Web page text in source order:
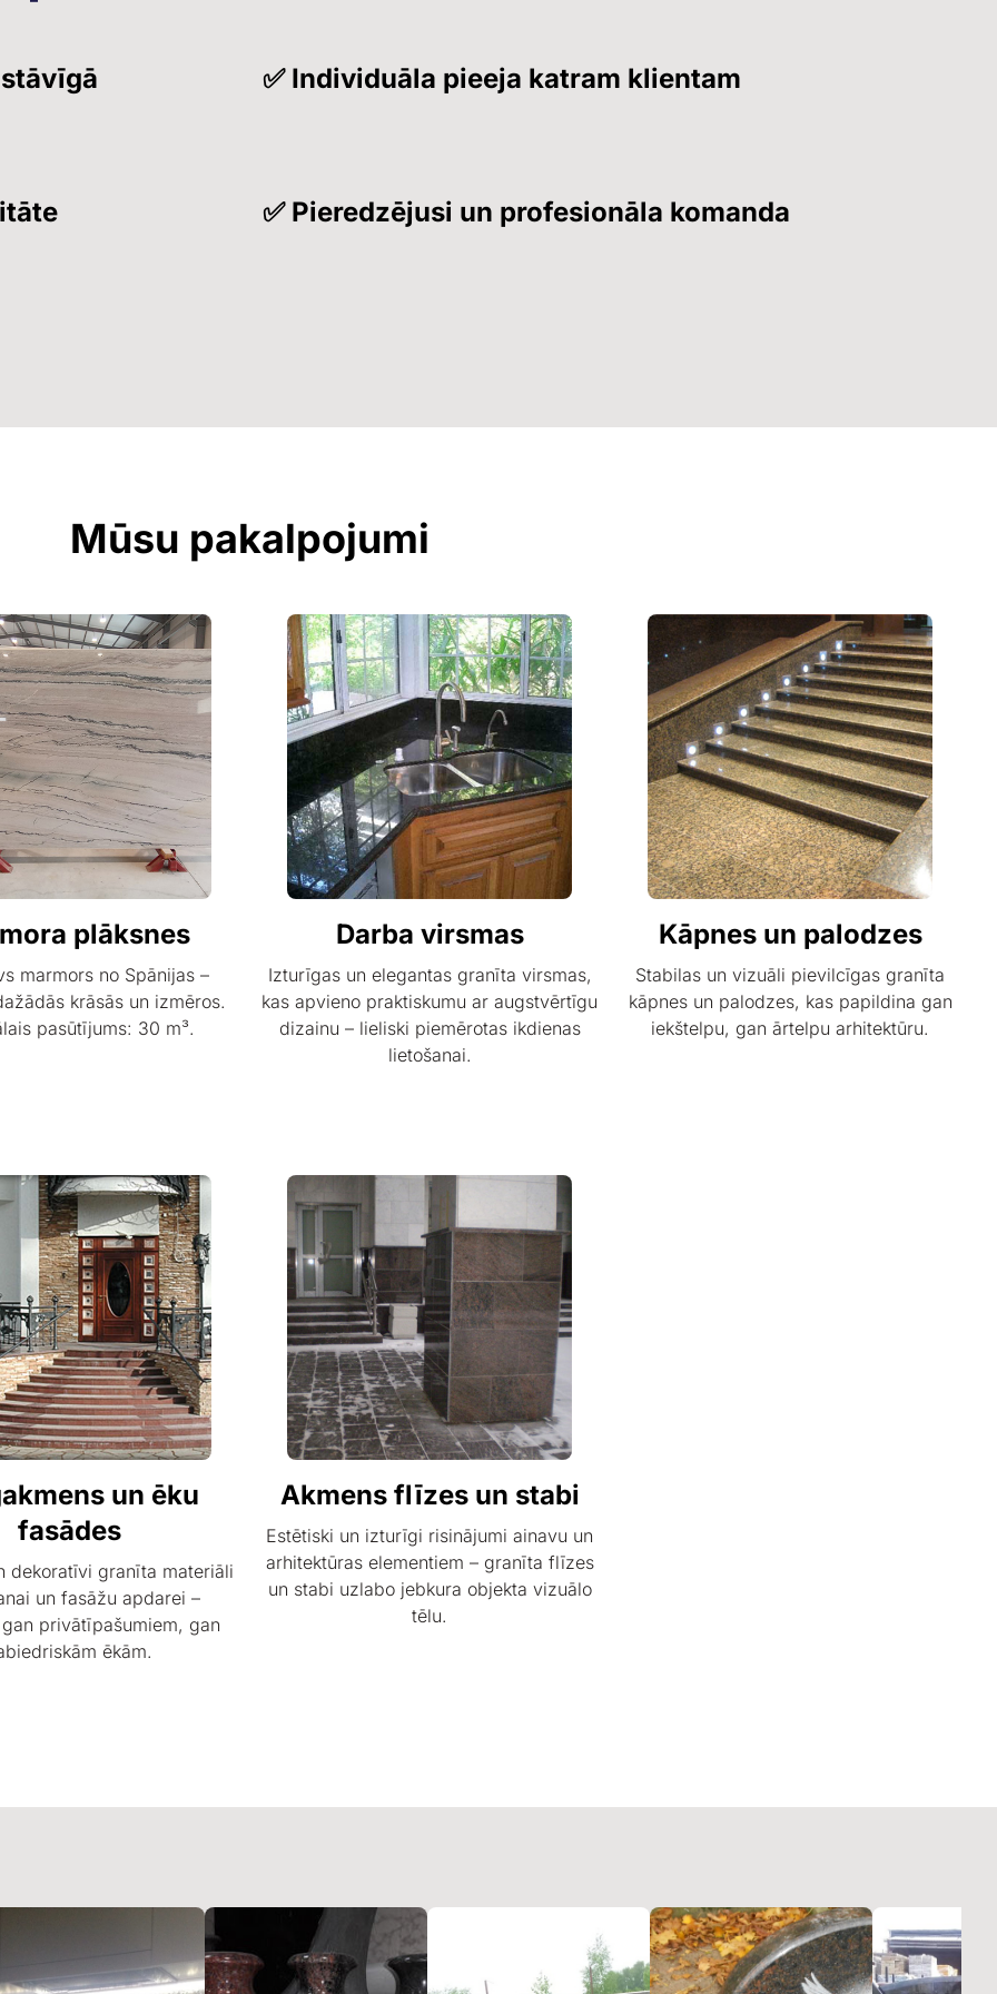
✅ Individuāla pieeja katram klientam
✅ Pieredzējusi un profesionāla komanda
Mūsu pakalpojumi
plāksnes
marmors no Spānijas –
krāsās un izmēros.
pasūtījums: 30 m³.
Darba virsmas
Izturīgas un elegantas granīta virsmas,
kas apvieno praktiskumu ar augstvērtīgu
dizainu – lieliski piemērotas ikdienas
lietošanai.
Kāpnes un palodzes
Stabilas un vizuāli pievilcīgas granīta
kāpnes un palodzes, kas papildina gan
iekštelpu, gan ārtelpu arhitektūru.
un ēku
fasādes
dekoratīvi granīta materiāli
un fasāžu apdarei –
privātīpašumiem, gan
ēkām.
Akmens flīzes un stabi
Estētiski un izturīgi risinājumi ainavu un
arhitektūras elementiem – granīta flīzes
un stabi uzlabo jebkura objekta vizuālo
tēlu.